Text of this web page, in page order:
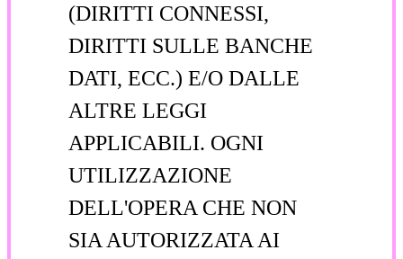
(DIRITTI CONNESSI,
DIRITTI SULLE BANCHE
DATI, ECC.) E/O DALLE
ALTRE LEGGI
APPLICABILI. OGNI
UTILIZZAZIONE
DELL'OPERA CHE NON
SIA AUTORIZZATA AI